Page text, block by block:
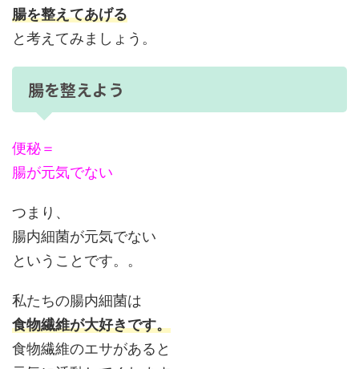
腸を整えてあげる
と考えてみましょう。
腸を整えよう
便秘＝
腸が元気でない
つまり、
腸内細菌が元気でない
ということです。。
私たちの腸内細菌は
食物繊維が大好きです。
食物繊維のエサがあると